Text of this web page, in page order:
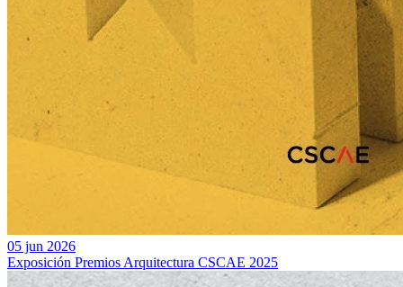
05 jun 2026
Exposición Premios Arquitectura CSCAE 2025